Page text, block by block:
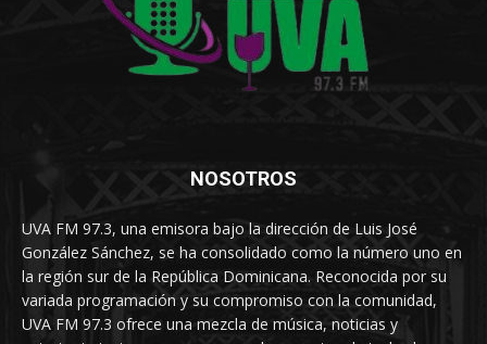
NOSOTROS
UVA FM 97.3, una emisora bajo la dirección de Luis José
González Sánchez, se ha consolidado como la número uno en
la región sur de la República Dominicana. Reconocida por su
variada programación y su compromiso con la comunidad,
UVA FM 97.3 ofrece una mezcla de música, noticias y